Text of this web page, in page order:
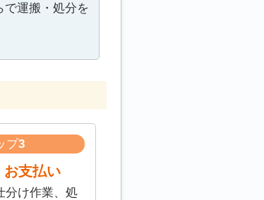
で運搬・処分を
プ3
お支払い
分け作業、処